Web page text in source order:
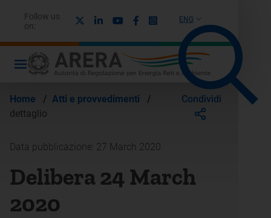
ENG
Follow us
on:
LinkedinYoutubeFacebook
Instagram
Home / Atti e provvedimenti
/
dettaglio
Condividi
Data pubblicazione: 27 March 2020
Delibera 24 March
2020